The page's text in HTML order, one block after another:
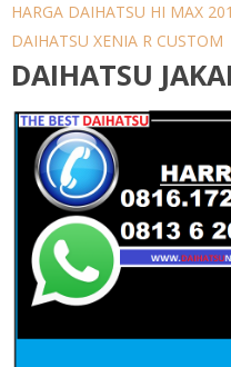
HARGA DAIHATSU HI MAX
DAIHATSU XENIA R CUSTOM
DAIHATSU